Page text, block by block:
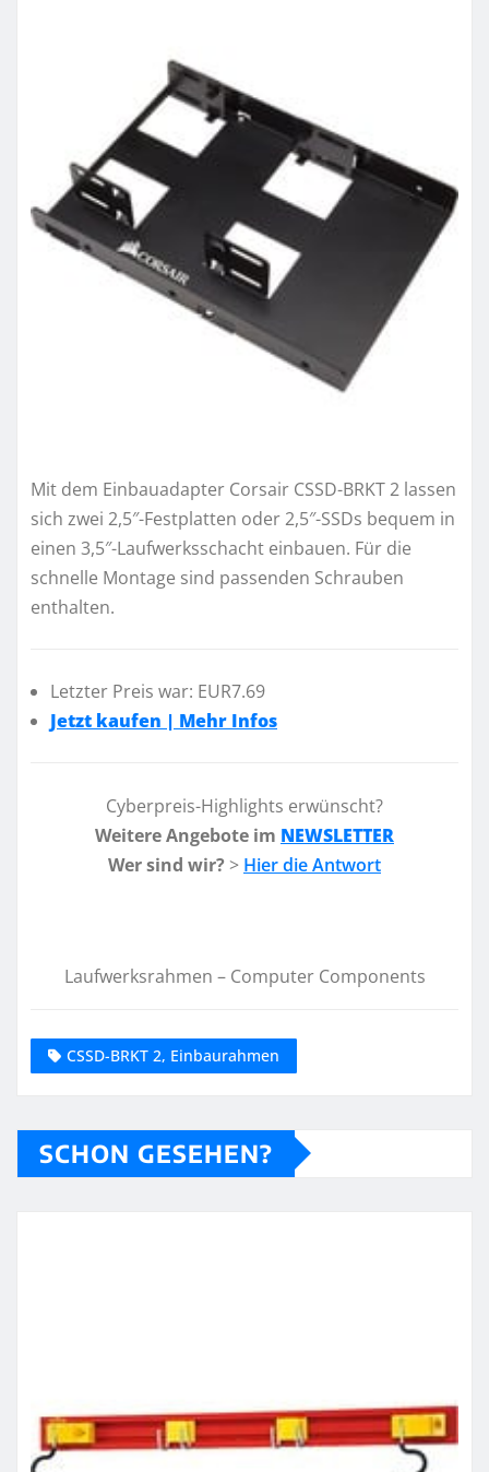
Mit dem Einbauadapter Corsair CSSD-BRKT 2 lassen
sich zwei 2,5″-Festplatten oder 2,5″-SSDs bequem in
einen 3,5″-Laufwerksschacht einbauen. Für die
schnelle Montage sind passenden Schrauben
enthalten.
Letzter Preis war: EUR7.69
Jetzt kaufen | Mehr Infos
Cyberpreis-Highlights erwünscht?
Weitere Angebote im NEWSLETTER
Wer sind wir? > Hier die Antwort
Laufwerksrahmen – Computer Components
CSSD-BRKT 2, Einbaurahmen
SCHON GESEHEN?